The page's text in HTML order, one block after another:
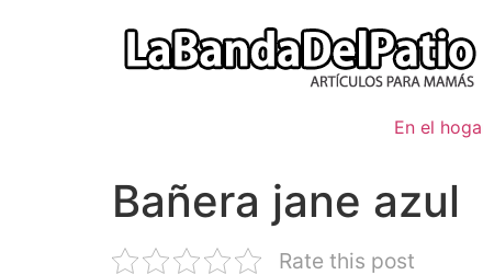
En el
Bañera jane azul
Rate this post